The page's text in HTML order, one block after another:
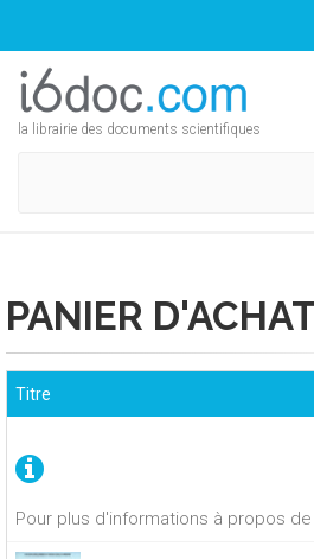
la librairie des documents scientifiques
PANIER
Pour plus d'informations à propos
Titre